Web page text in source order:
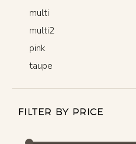
multi
multi2
pink
taupe
FILTER BY PRICE